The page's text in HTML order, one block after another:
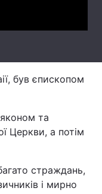
був єпископом
та
Церкви, а потім
страждань,
і мирно